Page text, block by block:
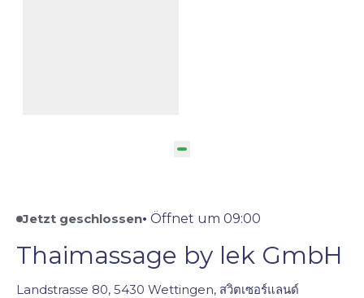
Jetzt geschlossen• Öffnet um 09:00
Thaimassage by lek GmbH
Landstrasse 80, 5430 Wettingen, สวิตเซอร์แลนด์